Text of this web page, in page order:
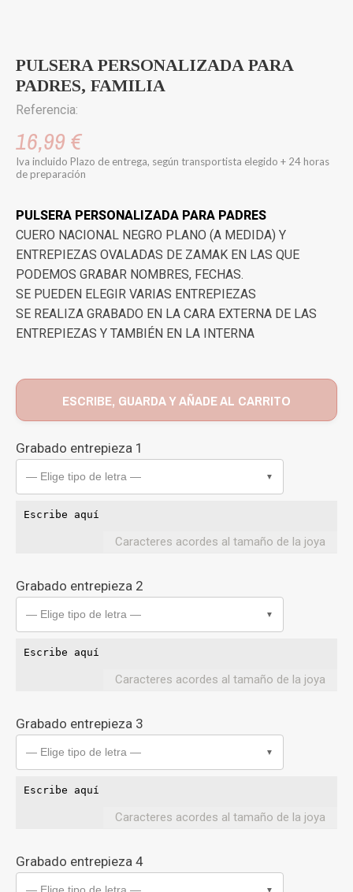
PULSERA PERSONALIZADA PARA
PADRES, FAMILIA
Referencia:
16,99 €
Iva incluido Plazo de entrega, según transportista elegido + 24 horas
de preparación
PULSERA PERSONALIZADA PARA PADRES
CUERO NACIONAL NEGRO PLANO (A MEDIDA) Y
ENTREPIEZAS OVALADAS DE ZAMAK EN LAS QUE
PODEMOS GRABAR NOMBRES, FECHAS.
SE PUEDEN ELEGIR VARIAS ENTREPIEZAS
SE REALIZA GRABADO EN LA CARA EXTERNA DE LAS
ENTREPIEZAS Y TAMBIÉN EN LA INTERNA
ESCRIBE, GUARDA Y AÑADE AL CARRITO
Grabado entrepieza 1
— Elige tipo de letra — ▼
Caracteres acordes al tamaño de la joya
Grabado entrepieza 2
— Elige tipo de letra — ▼
Caracteres acordes al tamaño de la joya
Grabado entrepieza 3
— Elige tipo de letra — ▼
Caracteres acordes al tamaño de la joya
Grabado entrepieza 4